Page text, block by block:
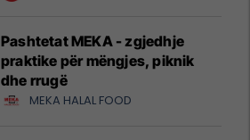
Pashtetat MEKA - zgjedhje
praktike për mëngjes, piknik
dhe rrugë
MEKA HALAL FOOD